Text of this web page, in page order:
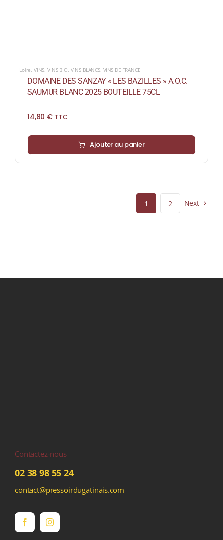
Loire, VINS,VINS BIO, VINS BLANCS, VINS DE FRANCE
DOMAINE DES SANZAY « LES BAZILLES » A.O.C.
SAUMUR BLANC 2025 BOUTEILLE 75CL
14,80 € TTC
Ajouter au panier
1 2 Next
Contactez-nous
02 38 98 55 24
contact@pressoirdugatinais.com